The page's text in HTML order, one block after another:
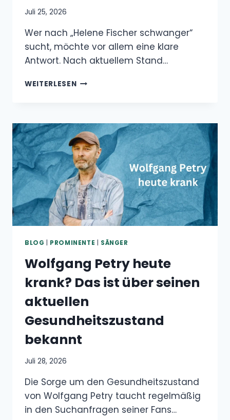
Juli 25, 2026
Wer nach „Helene Fischer schwanger“
sucht, möchte vor allem eine klare
Antwort. Nach aktuellem Stand…
WEITERLESENHELENE
DIE
SÄNGERIN
AKTUELL
SCHWANGER?
BLOG PROMINENTE SÄNGER
Wolfgang Petry heute
krank? Das ist über seinen
aktuellen
Gesundheitszustand
bekannt
Juli 28, 2026
Die Sorge um den Gesundheitszustand
von Wolfgang Petry taucht regelmäßig
in den Suchanfragen seiner Fans…